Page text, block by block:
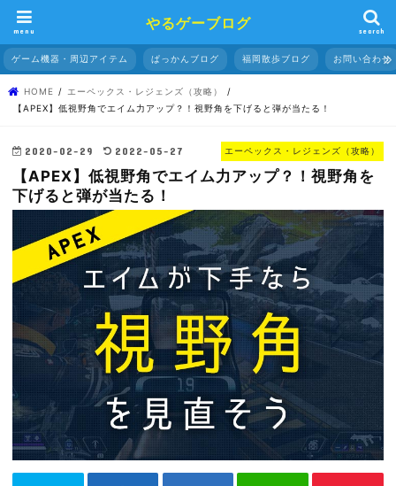
やるゲーブログ
search
menu
ゲーム機器・周辺アイテム ぱっかんブログ 福岡散歩ブログ お問い合わせ
HOME
エーペックス・レジェンズ（攻略）
【APEX】低視野角でエイム力アップ？！視野角を下げると弾が当たる！
エーペックス・レジェンズ（攻略）
2020-02-29 2022-05-27
【APEX】低視野角でエイム力アップ？！視野角を
下げると弾が当たる！